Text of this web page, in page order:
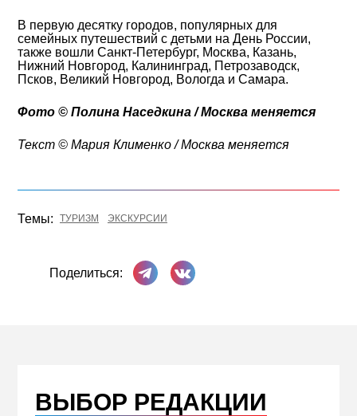
В первую десятку городов, популярных для
семейных путешествий с детьми на День России,
также вошли Санкт-Петербург, Москва, Казань,
Нижний Новгород, Калининград, Петрозаводск,
Псков, Великий Новгород, Вологда и Самара.
Фото © Полина Наседкина / Москва меняется
Текст © Мария Клименко / Москва меняется
Темы: ТУРИЗМ ЭКСКУРСИИ
Поделиться:
Поделиться в Телеграме
Поделиться ВКонтакте
ВЫБОР РЕДАКЦИИ